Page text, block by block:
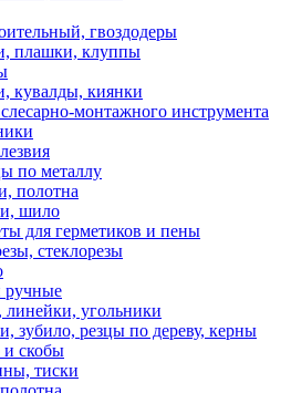
гвоздодеры
плашки, клуппы
кувалды, киянки
монтажного инструмента
по металлу
полотна
шило
для герметиков и пены
стеклорезы
ручные
линейки, угольники
зубило, резцы по дереву, керны
и скобы
тиски